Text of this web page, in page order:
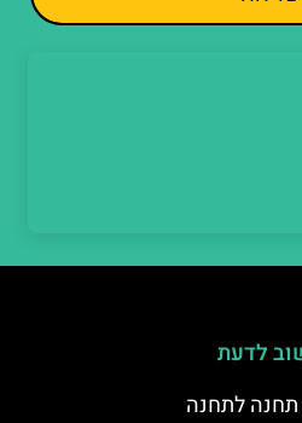
לדעת
תחנה לתחנה